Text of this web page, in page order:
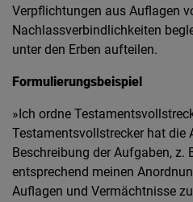
Verpflichtungen aus Auflagen
Nachlassverbindlichkeiten
unter den Erben aufteilen.
Formulierungsbeispiel
»Ich ordne
Testamentsvollstrecker hat die
Beschreibung der Aufgaben, z.
entsprechend meinen
Auflagen und Vermächtnisse